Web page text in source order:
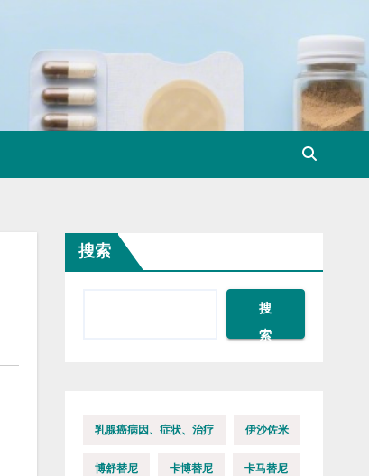
搜索
搜
索
乳腺癌病因、症状、治疗 伊沙佐米
博舒替尼 卡博替尼 卡马替尼